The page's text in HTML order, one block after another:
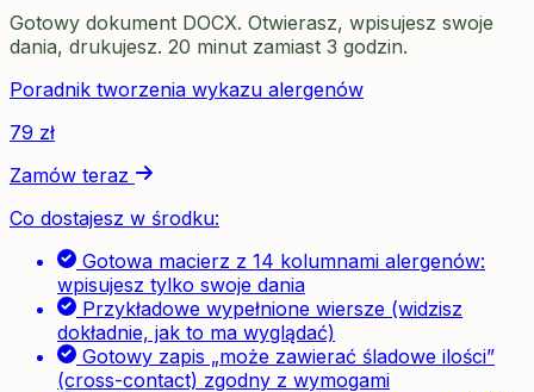
Gotowy dokument DOCX. Otwierasz, wpisujesz swoje
dania, drukujesz. 20 minut zamiast 3 godzin.
Poradnik tworzenia wykazu alergenów
79 zł
Zamów teraz
Co dostajesz w środku:
Gotowa macierz z 14 kolumnami alergenów:
wpisujesz tylko swoje dania
Przykładowe wypełnione wiersze (widzisz
dokładnie, jak to ma wyglądać)
Gotowy zapis „może zawierać śladowe ilości”
(cross-contact) zgodny z wymogami